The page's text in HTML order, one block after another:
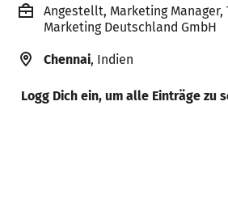
Angestellt, Marketing Manager,
Marketing Deutschland GmbH
Chennai, Indien
Logg Dich ein, um alle Einträge zu